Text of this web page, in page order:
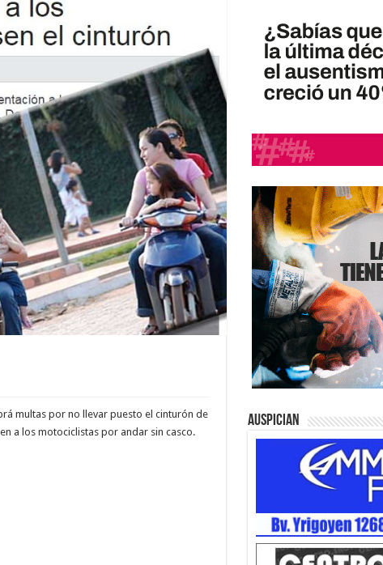
multas por no llevar puesto el cinturón de
a los motociclistas por andar sin casco.
Auspician